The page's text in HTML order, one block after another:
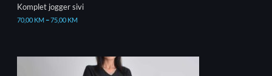
Komplet jogger sivi
70,00 KM–75,00 KM